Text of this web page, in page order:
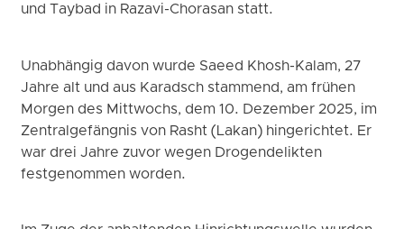
und Taybad in Razavi-Chorasan statt.
Unabhängig davon wurde Saeed Khosh-Kalam, 27
Jahre alt und aus Karadsch stammend, am frühen
Morgen des Mittwochs, dem 10. Dezember 2025, im
Zentralgefängnis von Rasht (Lakan) hingerichtet. Er
war drei Jahre zuvor wegen Drogendelikten
festgenommen worden.